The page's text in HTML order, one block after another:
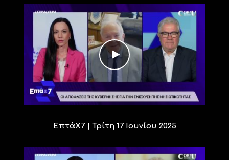
ΕπτάΧ7 | Τρίτη 17 Ιουνίου 2025